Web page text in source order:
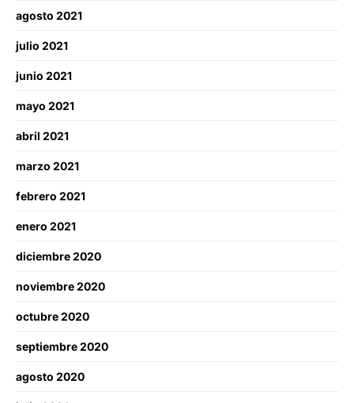
agosto 2021
julio 2021
junio 2021
mayo 2021
abril 2021
marzo 2021
febrero 2021
enero 2021
diciembre 2020
noviembre 2020
octubre 2020
septiembre 2020
agosto 2020